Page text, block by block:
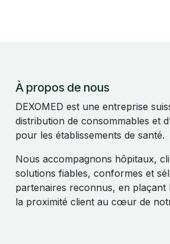
À propos de nous
DEXOMED est une entreprise
distribution de consommables et
pour les établissements de santé.
Nous accompagnons hôpitaux,
solutions fiables, conformes et
partenaires reconnus, en plaçant
la proximité client au cœur de